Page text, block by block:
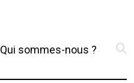
Qui sommes-nous ?